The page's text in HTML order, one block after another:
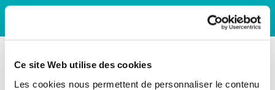
Ce site Web utilise des cookies
Les cookies nous permettent de personnaliser le contenu